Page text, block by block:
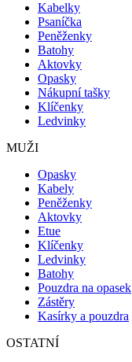
Kabelky
Psaníčka
Peněženky
Batohy
Aktovky
Opasky
Nákupní tašky
Klíčenky
Ledvinky
MUŽI
Opasky
Kabely
Peněženky
Aktovky
Etue
Klíčenky
Ledvinky
Batohy
Pouzdra na opasek
Zástěry
Kasírky a pouzdra
OSTATNÍ